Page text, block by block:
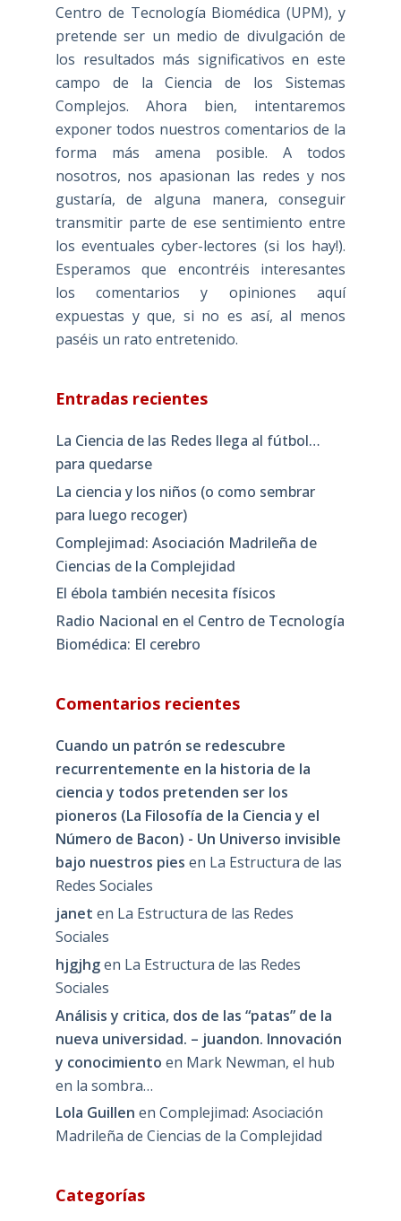
Centro de Tecnología Biomédica (UPM), y
pretende ser un medio de divulgación de
los resultados más significativos en este
campo de la Ciencia de los Sistemas
Complejos. Ahora bien, intentaremos
exponer todos nuestros comentarios de la
forma más amena posible. A todos
nosotros, nos apasionan las redes y nos
gustaría, de alguna manera, conseguir
transmitir parte de ese sentimiento entre
los eventuales cyber-lectores (si los hay!).
Esperamos que encontréis interesantes
los comentarios y opiniones aquí
expuestas y que, si no es así, al menos
paséis un rato entretenido.
Entradas recientes
La Ciencia de las Redes llega al fútbol…
para quedarse
La ciencia y los niños (o como sembrar
para luego recoger)
Complejimad: Asociación Madrileña de
Ciencias de la Complejidad
El ébola también necesita físicos
Radio Nacional en el Centro de Tecnología
Biomédica: El cerebro
Comentarios recientes
Cuando un patrón se redescubre
recurrentemente en la historia de la
ciencia y todos pretenden ser los
pioneros (La Filosofía de la Ciencia y el
Número de Bacon) - Un Universo invisible
bajo nuestros pies en La Estructura de las
Redes Sociales
janet en La Estructura de las Redes
Sociales
hjgjhgen La Estructura de las Redes
Sociales
Análisis y critica, dos de las “patas” de la
nueva universidad. – juandon. Innovación
y conocimiento en Mark Newman, el hub
en la sombra…
Lola Guillen en Complejimad: Asociación
Madrileña de Ciencias de la Complejidad
Categorías